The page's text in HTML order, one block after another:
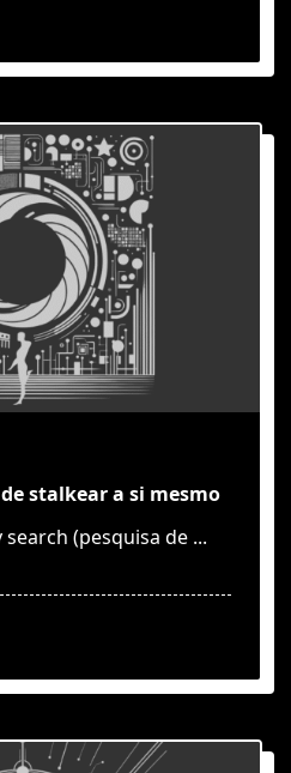
stalkear a si mesmo
(pesquisa de ...